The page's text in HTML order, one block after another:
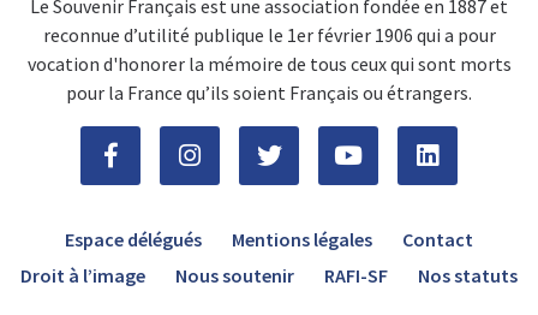
Le Souvenir Français est une association fondée en 1887 et
reconnue d’utilité publique le 1er février 1906 qui a pour
vocation d'honorer la mémoire de tous ceux qui sont morts
pour la France qu’ils soient Français ou étrangers.
Espace délégués Mentions légales
Contact
Droit à l’image
Nous soutenir RAFI-SF Nos statuts